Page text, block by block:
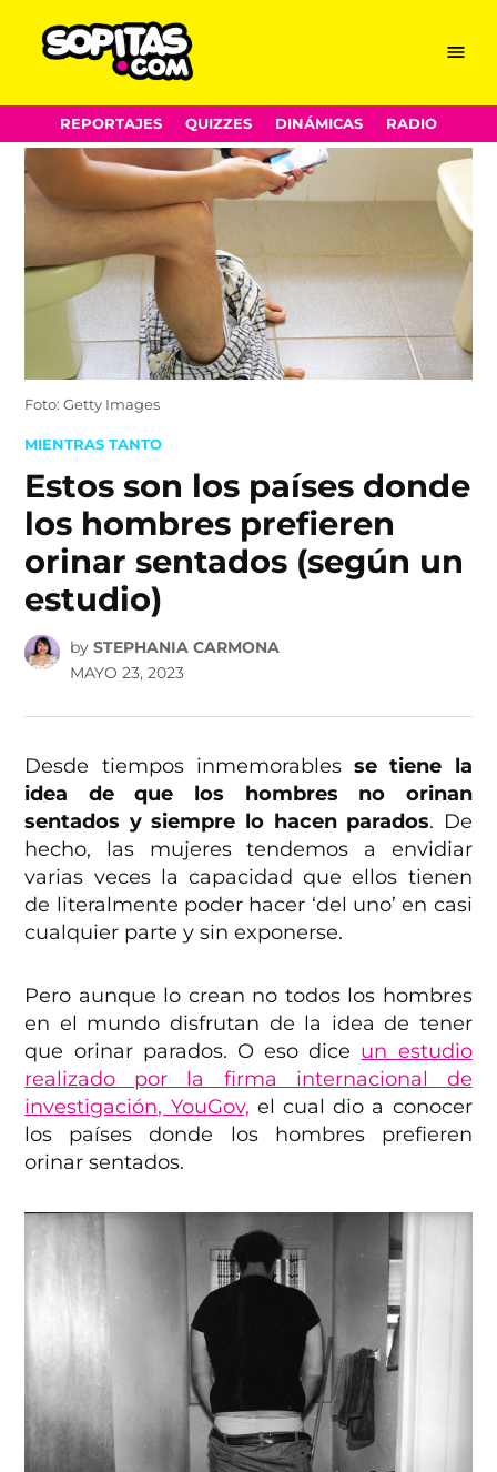
Skip
to
content
Menu
REPORTAJES QUIZZES DINÁMICAS RADIO
Foto: Getty Images
POSTED
MIENTRAS TANTO
Estos son los países donde
los hombres prefieren
orinar sentados (según un
estudio)
by STEPHANIA CARMONA
MAYO 23, 2023
Desde tiempos inmemorablesse tiene la
idea de que los hombres no orinan
sentados y siempre lo hacen parados. De
hecho, las mujeres tendemos a envidiar
varias veces la capacidad que ellos tienen
de literalmente poder hacer ‘del uno’ en casi
cualquier parte y sin exponerse.
Pero aunque lo crean no todos los hombres
en el mundo disfrutan de la idea de tener
que orinar parados. O eso dice un estudio
realizado por la firma internacional de
investigación, YouGov, el cual dio a conocer
los países donde los hombres prefieren
orinar sentados.